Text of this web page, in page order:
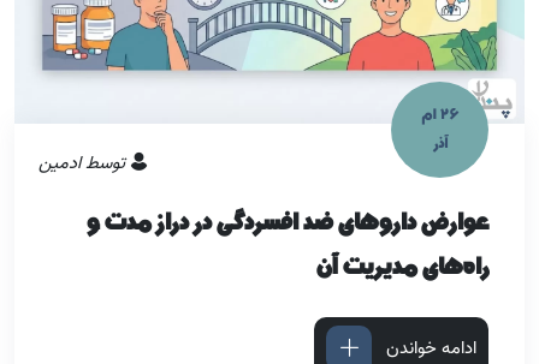
26 ام
آذر
توسطادمین
عوارض داروهای ضد افسردگی در دراز مدت و
راه‌های مدیریت آن
ادامه خواندن